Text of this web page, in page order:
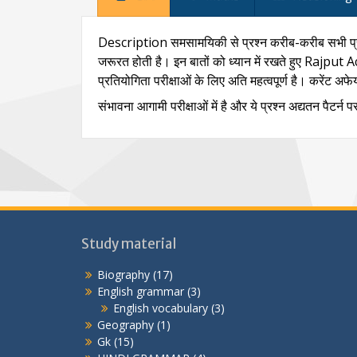
Description समसामयिकी से प्रश्न करीब-करीब सभी
जरूरत होती है। इन बातों को ध्यान में रखते हुए Rajput
प्रतियोगिता परीक्षाओं के लिए अति महत्वपूर्ण है। करेंट
संभावना आगामी परीक्षाओं में है और ये प्रश्न अद्यतन
Study material
Biography (17)
English grammar (3)
English vocabulary (3)
Geography (1)
Gk (15)